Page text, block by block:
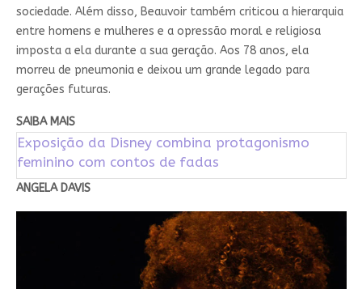
sociedade. Além disso, Beauvoir também criticou a hierarquia
entre homens e mulheres e a opressão moral e religiosa
imposta a ela durante a sua geração. Aos 78 anos, ela
morreu de pneumonia e deixou um grande legado para
gerações futuras.
SAIBA MAIS
Exposição da Disney combina protagonismo
feminino com contos de fadas
ANGELA DAVIS